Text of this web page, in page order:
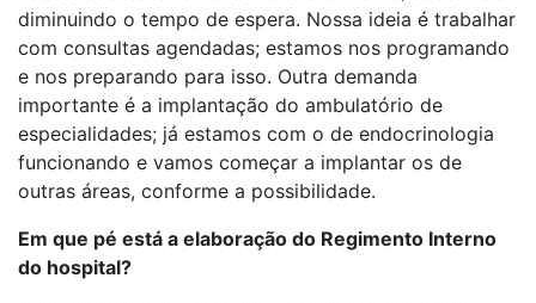
diminuindo o tempo de espera. Nossa ideia é trabalhar
com consultas agendadas; estamos nos programando
e nos preparando para isso. Outra demanda
importante é a implantação do ambulatório de
especialidades; já estamos com o de endocrinologia
funcionando e vamos começar a implantar os de
outras áreas, conforme a possibilidade.
Em que pé está a elaboração do Regimento Interno
do hospital?